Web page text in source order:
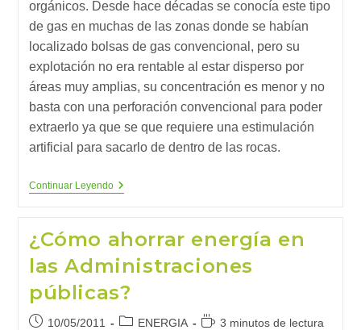
orgánicos. Desde hace décadas se conocía este tipo
de gas en muchas de las zonas donde se habían
localizado bolsas de gas convencional, pero su
explotación no era rentable al estar disperso por
áreas muy amplias, su concentración es menor y no
basta con una perforación convencional para poder
extraerlo ya que se que requiere una estimulación
artificial para sacarlo de dentro de las rocas.
Continuar LeyendoShale
En
El
Camino
De
Las
Renovables
¿Cómo ahorrar energía en
las Administraciones
públicas?
Publicación
10/05/2011
Categoría
ENERGIA
Tiempo3 minutos de lectura